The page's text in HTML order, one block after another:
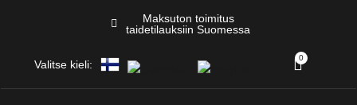
Maksuton toimitus
taidetilauksiin Suomessa
Valitse kieli:
0